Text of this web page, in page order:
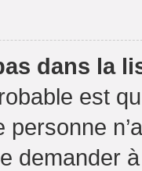
dans la
est
personne
demander